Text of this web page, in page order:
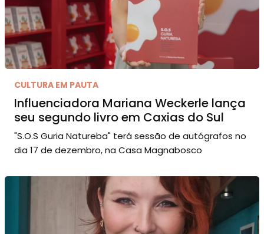
CULTURA EM PAUTA
Influenciadora Mariana Weckerle lança
seu segundo livro em Caxias do Sul
"S.O.S Guria Natureba" terá sessão de autógrafos no
dia 17 de dezembro, na Casa Magnabosco